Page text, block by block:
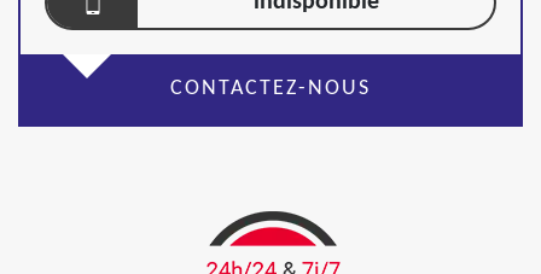
CONTACTEZ-NOUS